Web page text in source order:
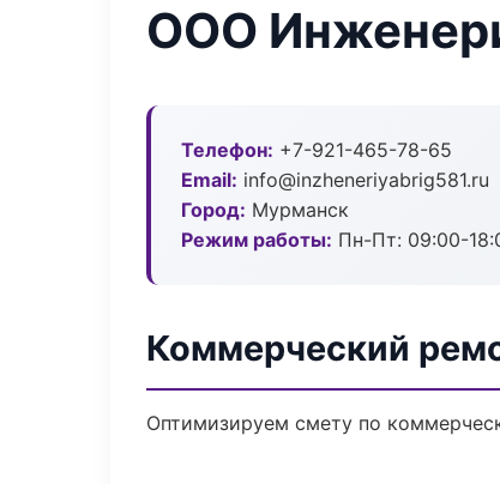
ООО
Телефон: +7-921-465-78-65
Email: info@inzheneriyabrig581.ru
Город: Мурманск
Режим работы: Пн-Пт: 09:00-
Коммерческий
Оптимизируем смету по